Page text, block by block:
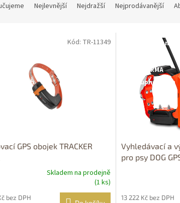
Nejlevnější Nejdražší Nejprodávanější
24h
GPS obojek TRACKER
Skladem na prodejně
(1 ks)
bez DPH
Kód: TR-11349 Dostupné i na
ZDARMA
Dostupnost 24h
Vyhledávací a
pro psy DOG
13 222 Kč bez DPH